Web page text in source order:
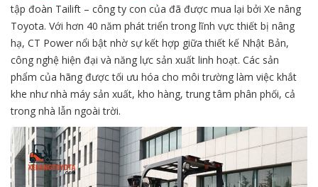
tập đoàn Tailift – công ty con của đã được mua lại bởi Xe nâng
Toyota. Với hơn 40 năm phát triển trong lĩnh vực thiết bị nâng
hạ, CT Power nổi bật nhờ sự kết hợp giữa thiết kế Nhật Bản,
công nghệ hiện đại và năng lực sản xuất linh hoạt. Các sản
phẩm của hãng được tối ưu hóa cho môi trường làm việc khắt
khe như nhà máy sản xuất, kho hàng, trung tâm phân phối, cả
trong nhà lẫn ngoài trời.